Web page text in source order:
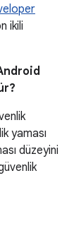
ikili
yaması
düzeyini